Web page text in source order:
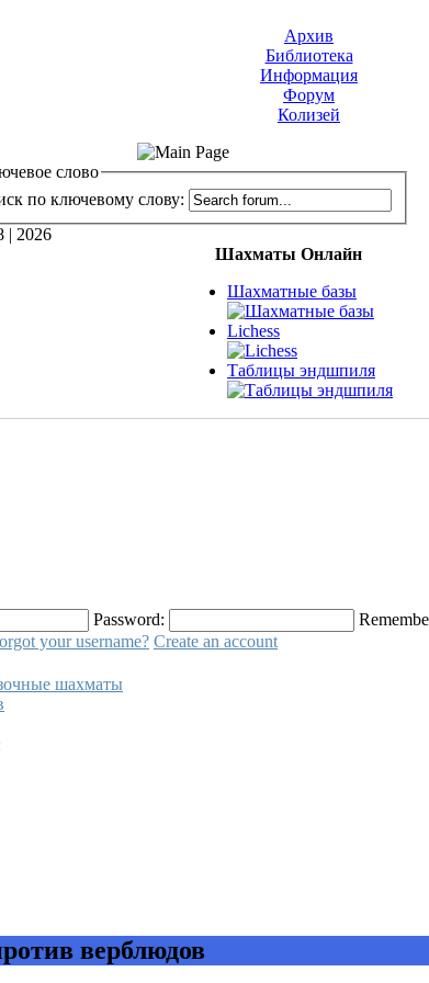
Архив
Библиотека
Информация
Форум
Колизей
слово
по ключевому слову:
| 2026
Шахматы Онлайн
Шахматные базы
Lichess
Таблицы эндшпиля
Password:
your username? Create an account
шахматы
верблюдов